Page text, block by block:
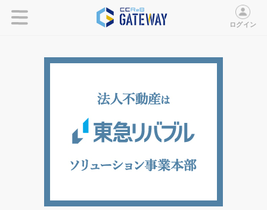
ログイン